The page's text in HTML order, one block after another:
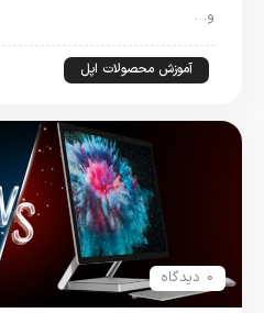
و…
آموزش محصولات اپل
0 دیدگاه